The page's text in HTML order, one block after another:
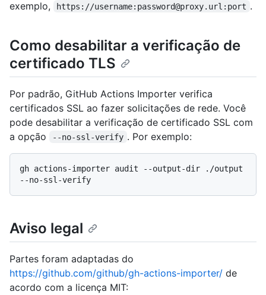
exemplo,
https://username:password@proxy.url:port .
Como desabilitar a verificação de
certificado TLS
Por padrão, GitHub Actions Importer verifica
certificados SSL ao fazer solicitações de rede. Você
pode desabilitar a verificação de certificado SSL com
a opção
--no-ssl-verify . Por exemplo:
gh actions-importer audit --output-dir ./output
Aviso legal
Partes foram adaptadas do
https://github.com/github/gh-actions-importer/ de
acordo com a licença MIT: